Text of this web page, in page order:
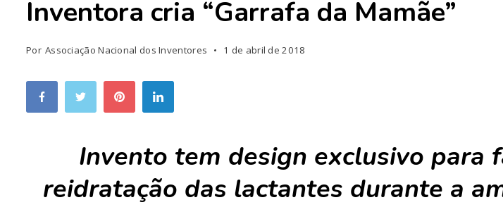
Inventora cria “Garrafa da Mamãe”
Por Associação Nacional dos Inventores 1 de abril de 2018
Invento tem design exclusivo para
reidratação das lactantes durante a